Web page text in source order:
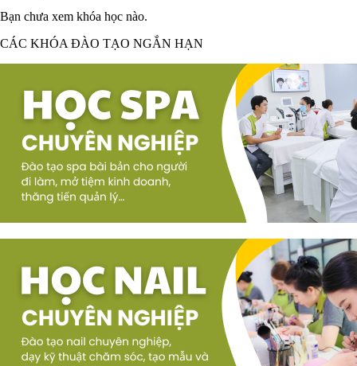
Bạn chưa xem khóa học nào.
CÁC KHÓA ĐÀO TẠO NGẮN HẠN